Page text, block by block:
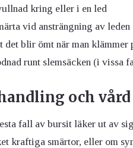
kring eller i en led
vid ansträngning av leden
det blir ömt när man klämmer
runt slemsäcken (i vissa
och vård
fall av bursit läker ut av
kraftiga smärtor, eller om